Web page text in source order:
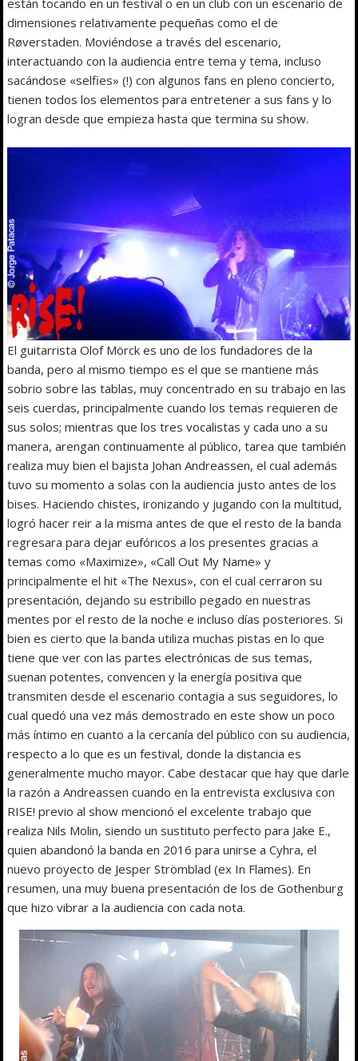
dimensiones relativamente pequeñas como el de
Røverstaden. Moviéndose a través del escenario,
interactuando con la audiencia entre tema y tema, incluso
sacándose «selfies» (!) con algunos fans en pleno concierto,
tienen todos los elementos para entretener a sus fans y lo
logran desde que empieza hasta que termina su show.
El guitarrista Olof Mörck es uno de los fundadores de la
banda, pero al mismo tiempo es el que se mantiene más
sobrio sobre las tablas, muy concentrado en su trabajo en las
seis cuerdas, principalmente cuando los temas requieren de
sus solos; mientras que los tres vocalistas y cada uno a su
manera, arengan continuamente al público, tarea que también
realiza muy bien el bajista Johan Andreassen, el cual además
tuvo su momento a solas con la audiencia justo antes de los
bises. Haciendo chistes, ironizando y jugando con la multitud,
logró hacer reir a la misma antes de que el resto de la banda
regresara para dejar eufóricos a los presentes gracias a
temas como «Maximize», «Call Out My Name» y
principalmente el hit «The Nexus», con el cual cerraron su
presentación, dejando su estribillo pegado en nuestras
mentes por el resto de la noche e incluso días posteriores. Si
bien es cierto que la banda utiliza muchas pistas en lo que
tiene que ver con las partes electrónicas de sus temas,
suenan potentes, convencen y la energía positiva que
transmiten desde el escenario contagia a sus seguidores, lo
cual quedó una vez más demostrado en este show un poco
más íntimo en cuanto a la cercanía del público con su audiencia,
respecto a lo que es un festival, donde la distancia es
generalmente mucho mayor. Cabe destacar que hay que darle
la razón a Andreassen cuando en la entrevista exclusiva con
RISE! previo al show mencionó el excelente trabajo que
realiza Nils Molin, siendo un sustituto perfecto para Jake E.,
quien abandonó la banda en 2016 para unirse a Cyhra, el
nuevo proyecto de Jesper Strömblad (ex In Flames). En
resumen, una muy buena presentación de los de Gothenburg
que hizo vibrar a la audiencia con cada nota.